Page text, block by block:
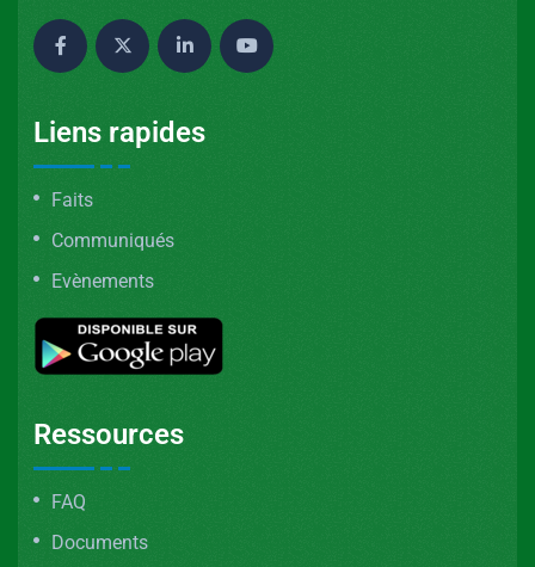
Liens rapides
Faits
Communiqués
Evènements
Ressources
FAQ
Documents